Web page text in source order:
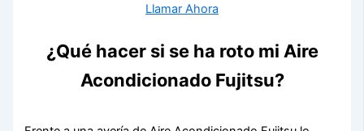
Llamar Ahora
¿Qué hacer si se ha roto mi Aire
Acondicionado Fujitsu?